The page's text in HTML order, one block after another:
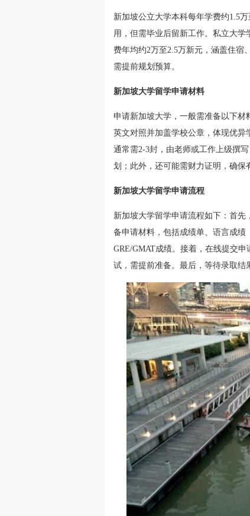
新加坡公立大学本科每年学费约1.5
用，但需毕业后留新工作。私立大学
费年均约2万至2.5万新元，涵盖住宿
需提前规划预算。
新加坡大学留学申请材料
申请新加坡大学，一般需准备以下材
英文对照并加盖学校公章，体现优异
通常需2-3封，由老师或工作上级撰
划；此外，还可能需财力证明，确保
新加坡大学留学申请流程
新加坡大学留学申请流程如下：首
备申请材料，包括成绩单、语言成
GRE/GMAT成绩。接着，在线提交
试，需提前准备。最后，等待录取结